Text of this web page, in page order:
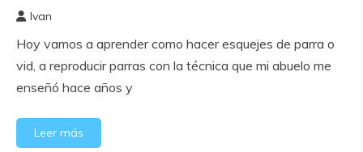
abril,
2024
Ivan
Hoy vamos a aprender como hacer esquejes de parra o
vid, a reproducir parras con la técnica que mi abuelo me
enseñó hace años y
Leer más